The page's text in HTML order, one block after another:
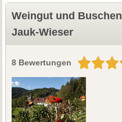
Weingut und
Jauk-Wieser
8 Bewertungen